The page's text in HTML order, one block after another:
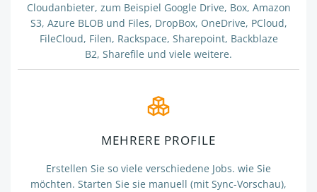
Cloudanbieter, zum Beispiel Google Drive, Box, Amazon
S3, Azure BLOB und Files, DropBox, OneDrive, PCloud,
FileCloud, Filen, Rackspace, Sharepoint, Backblaze
B2, Sharefile und viele weitere.
MEHRERE PROFILE
Erstellen Sie so viele verschiedene Jobs. wie Sie
möchten. Starten Sie sie manuell (mit Sync-Vorschau),